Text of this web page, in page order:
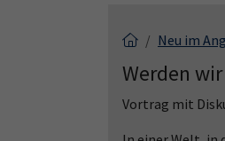
Neu im
Werden
Vortrag mit